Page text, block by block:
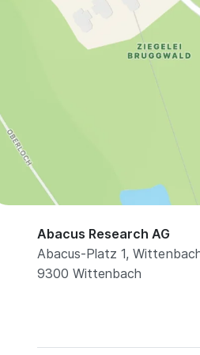
Abacus Research AG
Abacus-Platz 1,
9300 Wittenbach